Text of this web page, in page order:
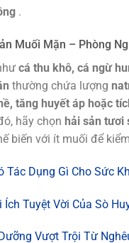
.
Muối Mặn – Phòng
cá thu khô, cá ngừ
thường chứa lượng
tăng huyết áp hoặc
hãy chọn hải sản tươi
biến với ít muối để
Tác Dụng Gì Cho Sức
Tuyệt Vời Của Sò
Vượt Trội Từ